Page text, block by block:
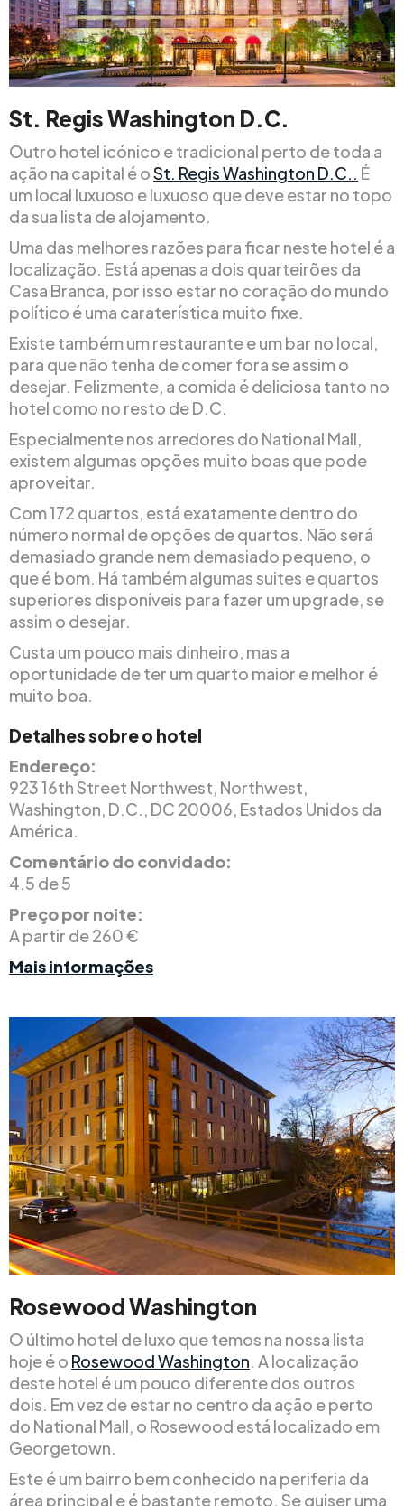
St. Regis Washington D.C.
Outro hotel icónico e tradicional perto de toda a
ação na capital é oSt. Regis Washington D.C.. É
um local luxuoso e luxuoso que deve estar no topo
da sua lista de alojamento.
Uma das melhores razões para ficar neste hotel é a
localização. Está apenas a dois quarteirões da
Casa Branca, por isso estar no coração do mundo
político é uma caraterística muito fixe.
Existe também um restaurante e um bar no local,
para que não tenha de comer fora se assim o
desejar. Felizmente, a comida é deliciosa tanto no
hotel como no resto de D.C.
Especialmente nos arredores do National Mall,
existem algumas opções muito boas que pode
aproveitar.
Com 172 quartos, está exatamente dentro do
número normal de opções de quartos. Não será
demasiado grande nem demasiado pequeno, o
que é bom. Há também algumas suites e quartos
superiores disponíveis para fazer um upgrade, se
assim o desejar.
Custa um pouco mais dinheiro, mas a
oportunidade de ter um quarto maior e melhor é
muito boa.
Detalhes sobre o hotel
Endereço:
923 16th Street Northwest, Northwest,
Washington, D.C., DC 20006, Estados Unidos da
América.
Comentário do convidado:
4.5 de 5
Preço por noite:
A partir de 260 €
Mais informações
Rosewood Washington
O último hotel de luxo que temos na nossa lista
hoje é o Rosewood Washington. A localização
deste hotel é um pouco diferente dos outros
dois. Em vez de estar no centro da ação e perto
do National Mall, o Rosewood está localizado em
Georgetown.
Este é um bairro bem conhecido na periferia da
área principal e é bastante remoto. Se quiser uma